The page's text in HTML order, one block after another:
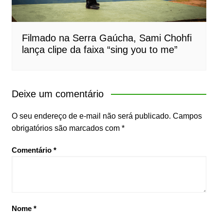
Filmado na Serra Gaúcha, Sami Chohfi
lança clipe da faixa “sing you to me”
Deixe um comentário
O seu endereço de e-mail não será publicado. Campos
obrigatórios são marcados com *
Comentário *
Nome *